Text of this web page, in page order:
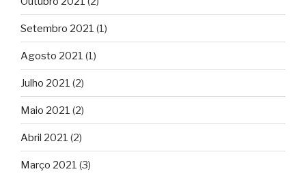
Setembro 2021 (1)
Agosto 2021 (1)
Julho 2021 (2)
Maio 2021 (2)
Abril 2021 (2)
Março 2021 (3)